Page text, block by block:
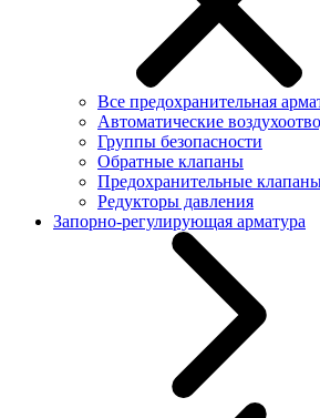
Все предохранительная
Автоматические
Группы безопасности
Обратные клапаны
Предохранительные
Редукторы давления
Запорно-регулирующая арматура